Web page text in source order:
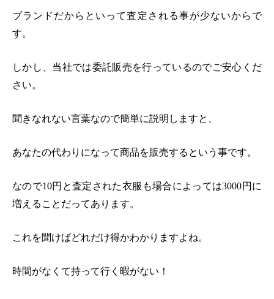
ブランドだからといって査定される事が少ないからで
す。
しかし、 当社では委託販売を行っているのでご安心くだ
さい。
聞きなれない言葉なので簡単に説明しますと、
あなたの代わりになって商品を販売するという事です。
なので10円と査定された衣服も場合によっては3000円に
増えることだってあります。
これを聞けばどれだけ得かわかりますよね。
時間がなくて持って行く暇がない！